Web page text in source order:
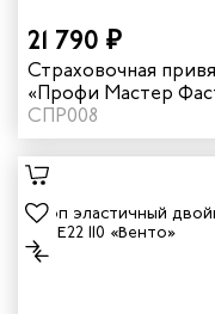
21 790 ₽
Страховочная
«Профи Мастер
vnt 051
СПР008